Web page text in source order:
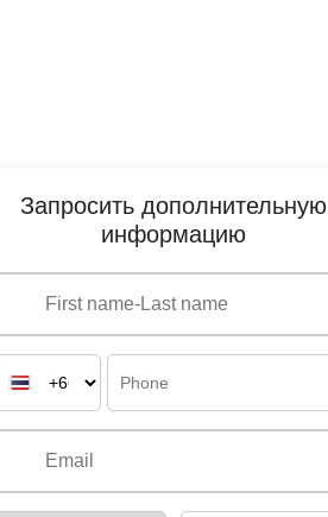
Запросить дополнительную
информацию